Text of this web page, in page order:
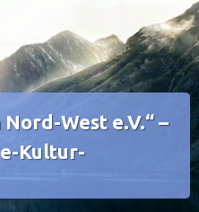
West e.V.“ –
Kultur-